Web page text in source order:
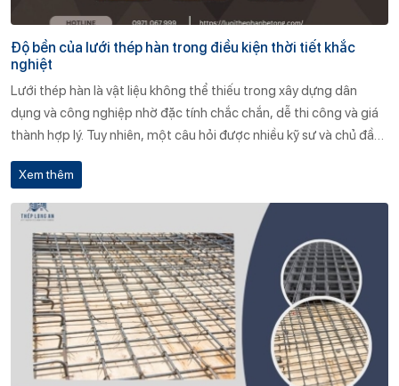
Độ bền của lưới thép hàn trong điều kiện thời tiết khắc
nghiệt
Lưới thép hàn là vật liệu không thể thiếu trong xây dựng dân
dụng và công nghiệp nhờ đặc tính chắc chắn, dễ thi công và giá
thành hợp lý. Tuy nhiên, một câu hỏi được nhiều kỹ sư và chủ đầu
tư quan tâm là: “Độ bền của lưới thép hàn trong điều kiện thời
tiết khắc nghiệt như mưa bão, nắng nóng, độ ẩm cao, môi
trường biển… có đảm bảo không?”
Xem thêm